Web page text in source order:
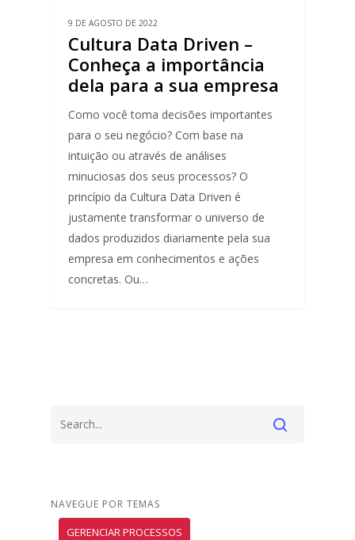
9 DE AGOSTO DE 2022
Cultura Data Driven –
Conheça a importância
dela para a sua empresa
Como você toma decisões importantes
para o seu negócio? Com base na
intuição ou através de análises
minuciosas dos seus processos? O
princípio da Cultura Data Driven é
justamente transformar o universo de
dados produzidos diariamente pela sua
empresa em conhecimentos e ações
concretas. Ou…
NAVEGUE POR TEMAS
GERENCIAR PROCESSOS